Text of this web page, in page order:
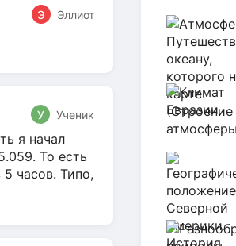
Э Эллиот
У Ученик
я начал
То есть
часов. Типо,